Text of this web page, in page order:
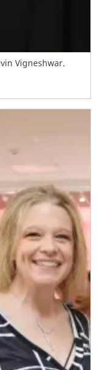
Vigneshwar.